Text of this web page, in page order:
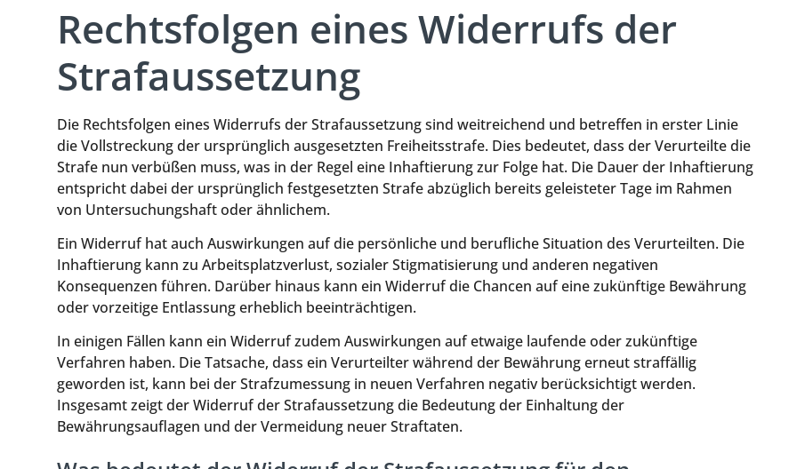
Rechtsfolgen eines Widerrufs der
Strafaussetzung
Die Rechtsfolgen eines Widerrufs der Strafaussetzung sind weitreichend und betreffen in erster Linie
die Vollstreckung der ursprünglich ausgesetzten Freiheitsstrafe. Dies bedeutet, dass der Verurteilte die
Strafe nun verbüßen muss, was in der Regel eine Inhaftierung zur Folge hat. Die Dauer der Inhaftierung
entspricht dabei der ursprünglich festgesetzten Strafe abzüglich bereits geleisteter Tage im Rahmen
von Untersuchungshaft oder ähnlichem.
Ein Widerruf hat auch Auswirkungen auf die persönliche und berufliche Situation des Verurteilten. Die
Inhaftierung kann zu Arbeitsplatzverlust, sozialer Stigmatisierung und anderen negativen
Konsequenzen führen. Darüber hinaus kann ein Widerruf die Chancen auf eine zukünftige Bewährung
oder vorzeitige Entlassung erheblich beeinträchtigen.
In einigen Fällen kann ein Widerruf zudem Auswirkungen auf etwaige laufende oder zukünftige
Verfahren haben. Die Tatsache, dass ein Verurteilter während der Bewährung erneut straffällig
geworden ist, kann bei der Strafzumessung in neuen Verfahren negativ berücksichtigt werden.
Insgesamt zeigt der Widerruf der Strafaussetzung die Bedeutung der Einhaltung der
Bewährungsauflagen und der Vermeidung neuer Straftaten.